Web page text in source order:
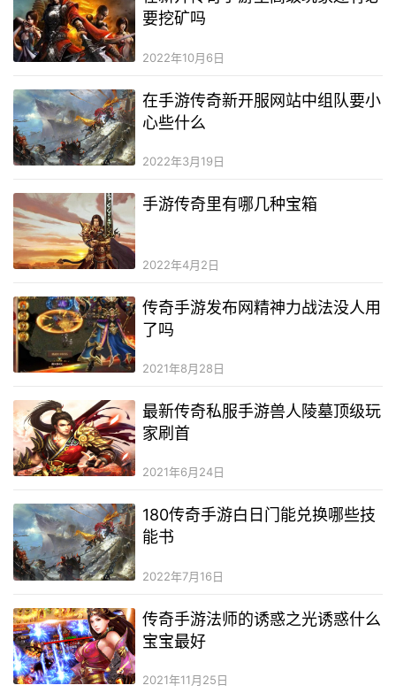
要挖矿吗
2022年10月6日
在手游传奇新开服网站中组队要小
心些什么
2022年3月19日
手游传奇里有哪几种宝箱
2022年4月2日
传奇手游发布网精神力战法没人用
了吗
2021年8月28日
最新传奇私服手游兽人陵墓顶级玩
家刷首
2021年6月24日
180传奇手游白日门能兑换哪些技
能书
2022年7月16日
传奇手游法师的诱惑之光诱惑什么
宝宝最好
2021年11月25日